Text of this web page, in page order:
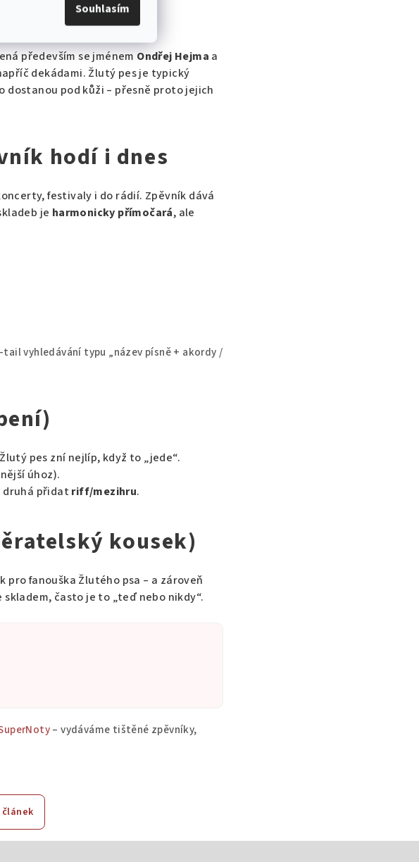
Souhlasím
především se jménem Ondřej Hejma a
dekádami. Žlutý pes je typický
pod kůži – přesně proto jejich
hodí i dnes
festivaly i do rádií. Zpěvník dává
je harmonicky přímočará, ale
vyhledávání typu „název písně + akordy /
pes zní nejlíp, když to „jede“.
úhoz).
druhá přidat riff/mezihru.
kousek)
pro fanouška Žlutého psa – a zároveň
často je to „teď nebo nikdy“.
– vydáváme tištěné zpěvníky,
článek